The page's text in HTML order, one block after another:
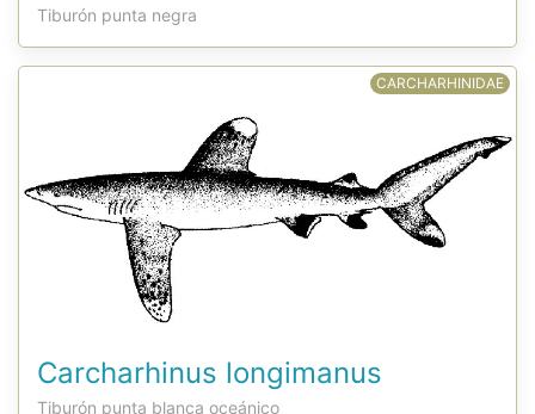
Tiburón punta negra
CARCHARHINIDAE
Carcharhinus longimanus
Tiburón punta blanca oceánico